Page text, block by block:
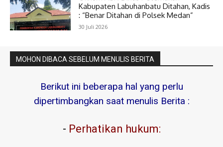
Kabupaten Labuhanbatu Ditahan, Kadis
: “Benar Ditahan di Polsek Medan”
30 Juli 2026
MOHON DIBACA SEBELUM MENULIS BERITA
Berikut ini beberapa hal yang perlu
dipertimbangkan saat menulis Berita :
- Perhatikan hukum: